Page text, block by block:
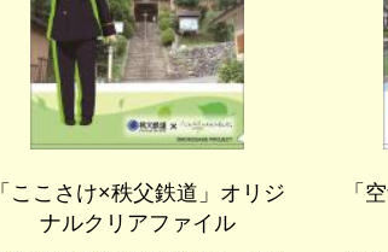
「ここさけ×秩父鉄道」オリジ
ナルクリアファイル
「